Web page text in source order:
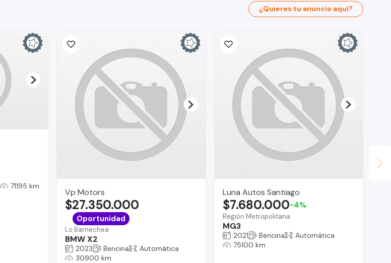
¿Quieres tu anuncio aquí?
71195 km
Vp Motors
Lo Barnechea
BMW X2
$27.350.000
Oportunidad
2023 Bencina
Automática
30900 km
Luna Autos Santiago
Región Metropolitana
MG3
$7.680.000-4%
2021 Bencina
Automática
75100 km